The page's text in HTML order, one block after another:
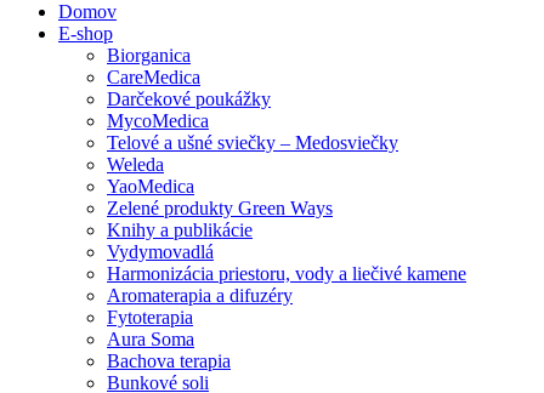
Domov
E-shop
Biorganica
CareMedica
Darčekové poukážky
MycoMedica
Telové a ušné sviečky – Medosviečky
Weleda
YaoMedica
Zelené produkty Green Ways
Knihy a publikácie
Vydymovadlá
Harmonizácia priestoru, vody a liečivé kamene
Aromaterapia a difuzéry
Fytoterapia
Aura Soma
Bachova terapia
Bunkové soli